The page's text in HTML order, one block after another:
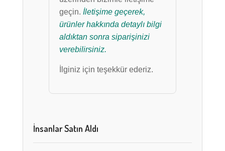
geçin.İletişime geçerek,
ürünler hakkında detaylı bilgi
aldıktan sonra siparişinizi
verebilirsiniz.
İlginiz için teşekkür ederiz.
İnsanlar Satın Aldı